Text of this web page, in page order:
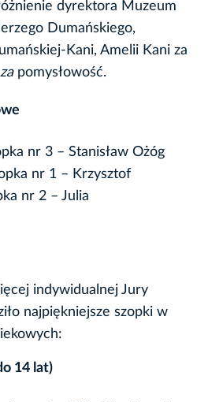
dyrektora Muzeum
Dumańskiego,
Kani, Amelii Kani za
za pomysłowość.
nr 3 – Stanisław Ożóg
nr 1 – Krzysztof
nr 2 – Julia
indywidualnej Jury
najpiękniejsze szopki w
14 lat)